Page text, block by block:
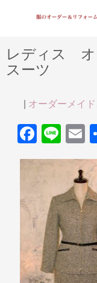
レディス
スーツ
| オーダーメイド
F
a
c
e
b
o
o
k
Li
n
E